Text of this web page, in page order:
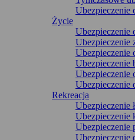
Ubezpieczenie
Życie
Ubezpieczenie
Ubezpieczenie
Ubezpieczenie
Ubezpieczenie
Ubezpieczenie
Ubezpieczenie
Rekreacja
Ubezpieczenie
Ubezpieczenie
Ubezpieczenie
Ubezpieczenie